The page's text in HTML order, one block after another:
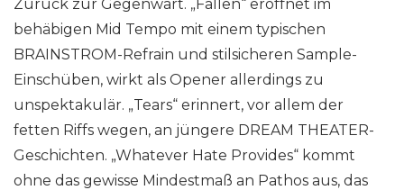
Zurück zur Gegenwart. „Fallen“ eröffnet im
behäbigen Mid Tempo mit einem typischen
BRAINSTROM-Refrain und stilsicheren Sample-
Einschüben, wirkt als Opener allerdings zu
unspektakulär. „Tears“ erinnert, vor allem der
fetten Riffs wegen, an jüngere DREAM THEATER-
Geschichten. „Whatever Hate Provides“ kommt
ohne das gewisse Mindestmaß an Pathos aus, das